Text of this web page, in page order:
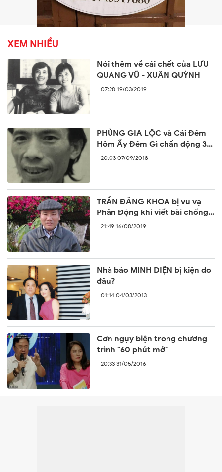
XEM NHIỀU
Nói thêm về cái chết của LƯU
QUANG VŨ - XUÂN QUỲNH
07:28 19/03/2019
PHÙNG GIA LỘC và Cái Đêm
Hôm Ấy Đêm Gì chấn động 30
năm trước
20:03 07/09/2018
TRẦN ĐĂNG KHOA bị vu vạ
Phản Động khi viết bài chống
lại sự ngang ngược của Trung
21:49 16/08/2019
Nhà báo MINH DIỆN bị kiện do
đâu?
01:14 04/03/2013
Cơn ngụy biện trong chương
trình "60 phút mở"
20:33 31/05/2016